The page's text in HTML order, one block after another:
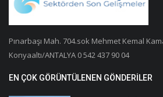
Pınarbaşı Mah. 704.sok Mehmet Kemal
Konyaaltı/ANTALYA 0 542 437 90 04
EN ÇOK GÖRÜNTÜLENEN GÖNDERILER